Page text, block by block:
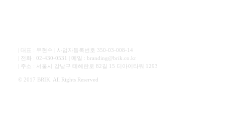
| 대표 : 우현수 | 사업자등록번호 350-03-008-14
| 전화 : 02-430-0531 | 메일 : branding@brik.co.kr
| 주소 : 서울시 강남구 테헤란로 82길 15 디아이타워 1293
© 2017 BRIK. All Rights Reserved